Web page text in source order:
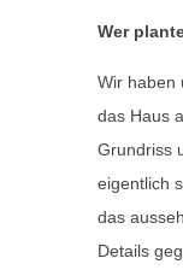
Wer
Wir haben
das Haus
Grundriss
eigentlich
das
Details